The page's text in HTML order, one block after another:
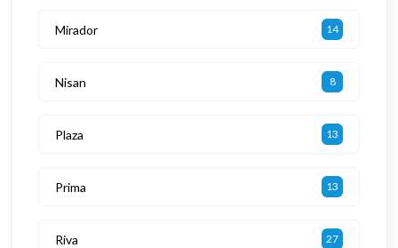
Mirador 14
Nisan 8
Plaza 13
Prima 13
Riva 27